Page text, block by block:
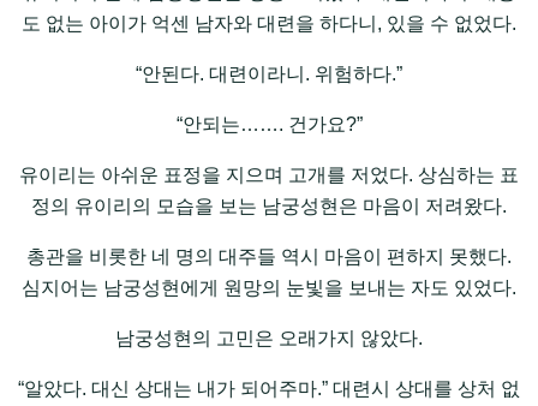
도 없는 아이가 억센 남자와 대련을 하다니, 있을 수 없었다.
“안된다. 대련이라니. 위험하다.”
“안되는……. 건가요?”
유이리는 아쉬운 표정을 지으며 고개를 저었다. 상심하는 표
정의 유이리의 모습을 보는 남궁성현은 마음이 저려왔다.
총관을 비롯한 네 명의 대주들 역시 마음이 편하지 못했다.
심지어는 남궁성현에게 원망의 눈빛을 보내는 자도 있었다.
남궁성현의 고민은 오래가지 않았다.
“알았다. 대신 상대는 내가 되어주마.” 대련시 상대를 상처 없